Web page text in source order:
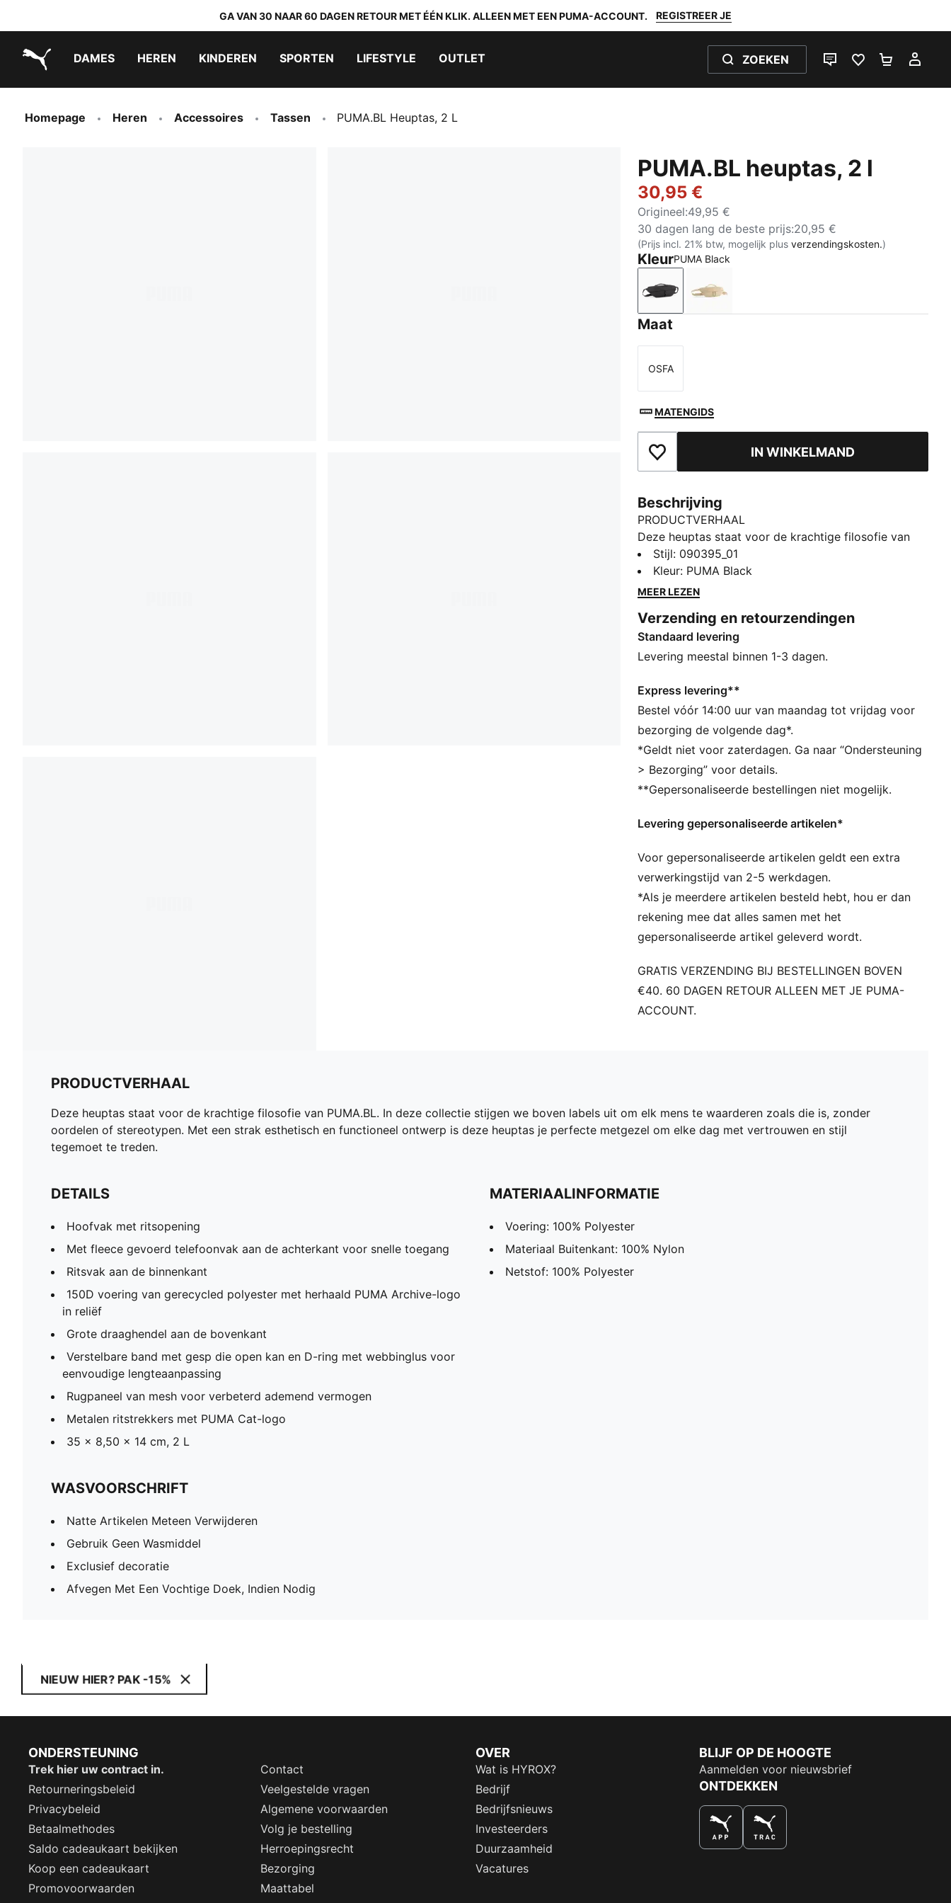
GA VAN 30 NAAR 60 DAGEN RETOUR MET ÉÉN KLIK. ALLEEN MET EEN PUMA-ACCOUNT. REGISTREER JE
DAMES HEREN KINDEREN SPORTEN LIFESTYLE OUTLET ZOEKEN
LIVE CHATFAVORIETEN 0
Homepage Heren Accessoires Tassen PUMA.BL Heuptas, 2 L
PUMA.BL heuptas, 2 l
30,95 €
Origineel:49,95 €
30 dagen lang de beste prijs:20,95 €
(Prijs incl. 21% btw, mogelijk plusverzendingskosten.)
KleurPUMA Black
PUMA BlackToasted Almond
Maat
Maat
OSFA
MATENGIDS
Toegevoegd aan favorietenIN WINKELMAND
Beschrijving
PRODUCTVERHAAL
Deze heuptas staat voor de krachtige filosofie van
PUMA.BL. In deze collectie stijgen we boven labels uit
om elk mens te waarderen zoals die is, zonder
oordelen of stereotypen. Met een strak esthetisch en
metgezel om elke dag met vertrouwen en stijl
tegemoet te treden.
DETAILS
Met fleece gevoerd telefoonvak aan de achterkant
voor snelle toegang
Ritsvak aan de binnenkant
150D voering van gerecycled polyester met herhaald
PUMA Archive-logo in reliëf
Grote draaghendel aan de bovenkant
Verstelbare band met gesp die open kan en D-ring
Rugpaneel van mesh voor verbeterd ademend
Metalen ritstrekkers met PUMA Cat-logo
35 x 8,50 x 14 cm, 2 L
Stijl: 090395_01
Kleur: PUMA Black
MEER LEZEN
Verzending en retourzendingen
Standaard levering
Levering meestal binnen 1-3 dagen.
Express levering**
Bestel vóór 14:00 uur van maandag tot vrijdag voor
bezorging de volgende dag*.
*Geldt niet voor zaterdagen. Ga naar “Ondersteuning
> Bezorging” voor details.
**Gepersonaliseerde bestellingen niet mogelijk.
Levering gepersonaliseerde artikelen*
Voor gepersonaliseerde artikelen geldt een extra
verwerkingstijd van 2-5 werkdagen.
*Als je meerdere artikelen besteld hebt, hou er dan
rekening mee dat alles samen met het
gepersonaliseerde artikel geleverd wordt.
GRATIS VERZENDING BIJ BESTELLINGEN BOVEN
€40. 60 DAGEN RETOUR ALLEEN MET JE PUMA-
ACCOUNT.
PRODUCTVERHAAL
Deze heuptas staat voor de krachtige filosofie van PUMA.BL. In deze collectie stijgen we boven labels uit om elk mens te waarderen zoals die is, zonder
oordelen of stereotypen. Met een strak esthetisch en functioneel ontwerp is deze heuptas je perfecte metgezel om elke dag met vertrouwen en stijl
tegemoet te treden.
DETAILS
Hoofvak met ritsopening
Met fleece gevoerd telefoonvak aan de achterkant voor snelle toegang
Ritsvak aan de binnenkant
150D voering van gerecycled polyester met herhaald PUMA Archive-logo
in reliëf
Grote draaghendel aan de bovenkant
Verstelbare band met gesp die open kan en D-ring met webbinglus voor
eenvoudige lengteaanpassing
Rugpaneel van mesh voor verbeterd ademend vermogen
Metalen ritstrekkers met PUMA Cat-logo
35 x 8,50 x 14 cm, 2 L
MATERIAALINFORMATIE
Voering: 100% Polyester
Materiaal Buitenkant: 100% Nylon
Netstof: 100% Polyester
WASVOORSCHRIFT
Natte Artikelen Meteen Verwijderen
Gebruik Geen Wasmiddel
Exclusief decoratie
Afvegen Met Een Vochtige Doek, Indien Nodig
NIEUW HIER? PAK -15%
ONDERSTEUNING
Trek hier uw contract in.
Contact
Retourneringsbeleid
Veelgestelde vragen
Privacybeleid
Algemene voorwaarden
Betaalmethodes
Volg je bestelling
Saldo cadeaukaart bekijken
Herroepingsrecht
Koop een cadeaukaart
Bezorging
Promovoorwaarden
Maattabel
OVER
Wat is HYROX?
Bedrijf
Bedrijfsnieuws
Investeerders
Duurzaamheid
Vacatures
BLIJF OP DE HOOGTE
Aanmelden voor nieuwsbrief
ONTDEKKEN